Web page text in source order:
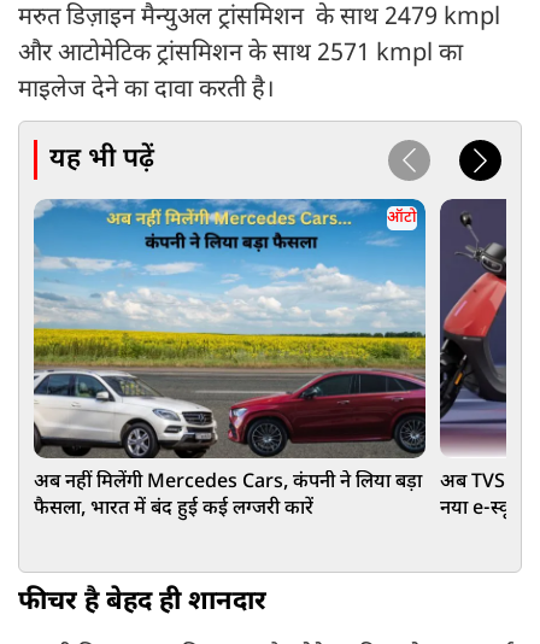
मरुत डिज़ाइन मैन्युअल ट्रांसमिशन के साथ 2479 kmpl
और आटोमेटिक ट्रांसमिशन के साथ 2571 kmpl का
माइलेज देने का दावा करती है।
यह भी पढ़ें
ऑटो
अब नहीं मिलेंगी Mercedes Cars, कंपनी ने लिया बड़ा
फैसला, भारत में बंद हुई कई लग्जरी कारें
अब TVS की
नया e-स्कूटर
फीचर है बेहद ही शानदार